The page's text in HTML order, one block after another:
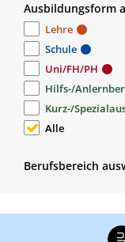
Ausbildungsform
Lehre
Schule
Uni/FH/PH
Hilfs-/
Kurz-/
Alle
Berufsbereich